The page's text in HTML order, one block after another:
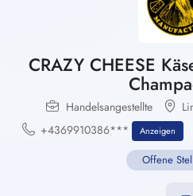
CRAZY CHEESE
Handelsangestellte
+4369910386***
Anzeigen
Offene